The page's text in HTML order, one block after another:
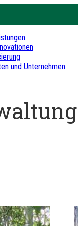
und Unternehmen